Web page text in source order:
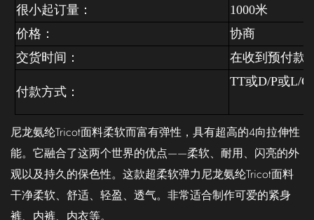
很小起订量： 1000米
价格：
协商
交货时间：
在收到预付款
付款方式：
TT或D/P或L/C
尼龙氨纶Tricot面料柔软而富有弹性，具有超高的4向拉伸性
能。它融合了这两个世界的优点——柔软、耐用、闪亮的外
观以及持久的保色性。这款超柔软弹力尼龙氨纶Tricot面料
干净柔软、舒适、轻盈、透气。非常适合制作可爱的紧身
裤、内裤、内衣等。